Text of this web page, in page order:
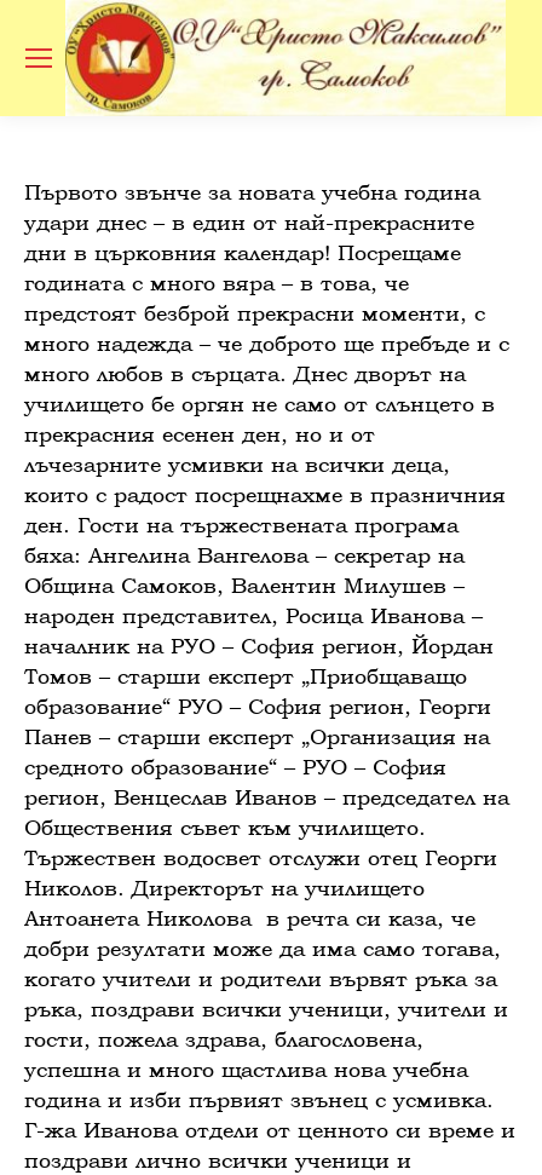
Първото звънче за новата учебна година
удари днес – в един от най-прекрасните
дни в църковния календар! Посрещаме
годината с много вяра – в това, че
предстоят безброй прекрасни моменти, с
много надежда – че доброто ще пребъде и с
много любов в сърцата. Днес дворът на
училището бе оргян не само от слънцето в
прекрасния есенен ден, но и от
лъчезарните усмивки на всички деца,
които с радост посрещнахме в празничния
ден. Гости на тържествената програма
бяха: Ангелина Вангелова – секретар на
Община Самоков, Валентин Милушев –
народен представител, Росица Иванова –
началник на РУО – София регион, Йордан
Томов – старши експерт „Приобщаващо
образование“ РУО – София регион, Георги
Панев – старши експерт „Организация на
средното образование“ – РУО – София
регион, Венцеслав Иванов – председател на
Обществения съвет към училището.
Тържествен водосвет отслужи отец Георги
Николов. Директорът на училището
Антоанета Николова в речта си каза, че
добри резултати може да има само тогава,
когато учители и родители вървят ръка за
ръка, поздрави всички ученици, учители и
гости, пожела здрава, благословена,
успешна и много щастлива нова учебна
година и изби първият звънец с усмивка.
Г-жа Иванова отдели от ценното си време и
поздрави лично всички ученици и